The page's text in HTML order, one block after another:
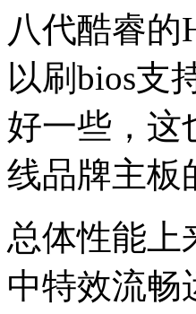
八代酷睿的
以刷bios支
好一些，这
线品牌主板
总体性能上
中特效流畅